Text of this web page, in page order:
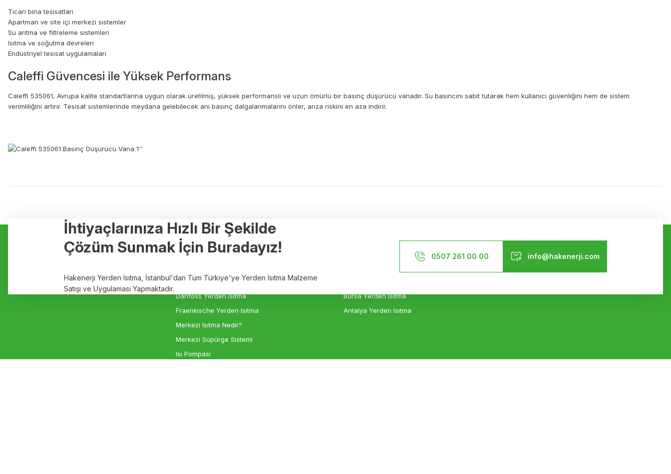
Ticari bina tesisatları
Apartman ve site içi merkezi sistemler
Su arıtma ve filtreleme sistemleri
Isıtma ve soğutma devreleri
Endüstriyel tesisat uygulamaları
Caleffi Güvencesi ile Yüksek Performans
Caleffi 535061, Avrupa kalite standartlarına uygun olarak üretilmiş, yüksek performanslı ve uzun ömürlü bir basınç düşürücü vanadır. Su basıncını sabit tutarak hem kullanıcı güvenliğini hem de sistem
verimliliğini artırır. Tesisat sistemlerinde meydana gelebilecek ani basınç dalgalanmalarını önler, arıza riskini en aza indirir.
Ürün açıklamasında eksik bilgiler bulunuyor.
Ürün bilgilerinde hatalar bulunuyor.
Bu ürüne benzer farklı alternatifler olmalı.
İhtiyaçlarınıza Hızlı Bir Şekilde
Çözüm Sunmak İçin Buradayız!
Hakenerji Yerden Isıtma, İstanbul'dan Tüm Türkiye'ye Yerden Isıtma Malzeme
Satışı ve Uygulaması Yapmaktadır.
0507 261 00 00 info@hakenerji.com
Hizmetler
Yerden Isıtma
Rehau Yerden Isıtma
Danfoss Yerden Isıtma
Fraenkische Yerden Isıtma
Merkezi Isıtma Nedir?
Merkezi Süpürge Sistemi
Isı Pompası
Bursa Yerden Isıtma
Antalya Yerden Isıtma